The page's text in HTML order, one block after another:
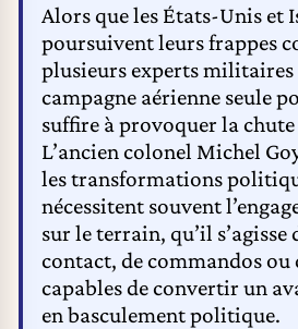
Alors que les États-Unis et
poursuivent leurs frappes
plusieurs experts militaires
campagne aérienne seule
suffire à provoquer la
L’ancien colonel Michel
les transformations
nécessitent souvent
sur le terrain, qu’il s’agisse
contact, de commandos ou
capables de convertir un
en basculement politique.